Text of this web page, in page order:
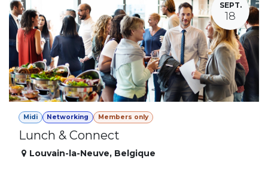
SEPT.
18
Midi Networking Members only
Lunch & Connect
Louvain-la-Neuve, Belgique